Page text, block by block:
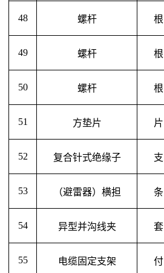
48 螺杆 根
49 螺杆 根
50 螺杆 根
51 方垫片 片
52 复合针式绝缘子 支
53 （避雷器）横担 条
54 异型并沟线夹 套
55 电缆固定支架 付